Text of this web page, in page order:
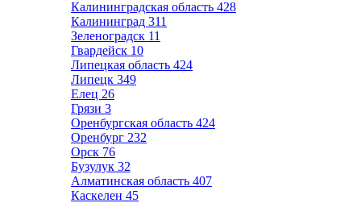
Калининградская область 428
Калининград 311
Зеленоградск 11
Гвардейск 10
Липецкая область 424
Липецк 349
Елец 26
Грязи 3
Оренбургская область 424
Оренбург 232
Орск 76
Бузулук 32
Алматинская область 407
Каскелен 45